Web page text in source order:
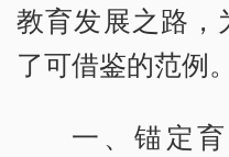
教育发展之路，
了可借鉴的范例。
一、锚定